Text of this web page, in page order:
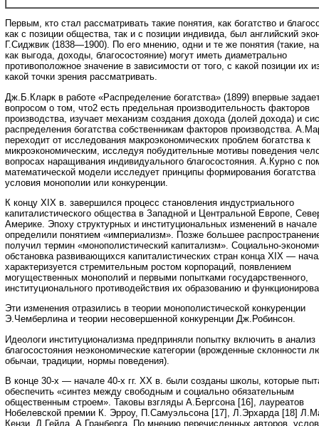
Первым, кто стал рассматривать такие понятия, как богатство и
как с позиции общества, так и с позиции индивида, был английский
Г.Сиджвик (1838—1900). По его мнению, одни и те же понятия (такие,
как выгода, доходы, благосостояние) могут иметь диаметрально
противоположное значение в зависимости от того, с какой позиции их
какой точки зрения рассматривать.
Дж.Б.Кларк в работе «Распределение богатства» (1899) впервые
вопросом о том, что2 есть предельная производительность факторов
производства, изучает механизм создания дохода (долей дохода) и
распределения богатства собственникам факторов производства.
переходит от исследования макроэкономических проблем богатства к
микроэкономическим, исследуя побудительные мотивы поведения
вопросах наращивания индивидуального благосостояния. А.Курно с
математической модели исследует принципы формирования богатства
условия монополии или конкуренции.
К концу XIX в. завершился процесс становления индустриального
капиталистического общества в Западной и Центральной Европе,
Америке. Эпоху структурных и институциональных изменений в
определили понятием «империализм». Позже большее
получил термин «монополистический капитализм». Социально-
обстановка развивающихся капиталистических стран конца XIX —
характеризуется стремительным ростом корпораций, появлением
могущественных монополий и первыми попытками государственного,
институционального противодействия их образованию и
Эти изменения отразились в теории монополистической конкуренции
Э.Чемберлина и теории несовершенной конкуренции Дж.Робинсон.
Идеологи институционализма предприняли попытку включить в анализ
благосостояния неэкономические категории (врожденные склонности
обычаи, традиции, нормы поведения).
В конце 30-х — начале 40-х гг. ХХ в. были созданы школы, которые
обеспечить «синтез между свободным и социально обязательным
общественным строем». Таковы взгляды А.Бергсона [16], лауреатов
Нобелевской премии К. Эрроу, П.Самуэльсона [17], Л.Эрхарда [18]
Кензи, Д.Гейла, А.Гранберга. По мнению перечисленных авторов,